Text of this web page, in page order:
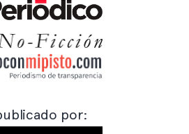
por: